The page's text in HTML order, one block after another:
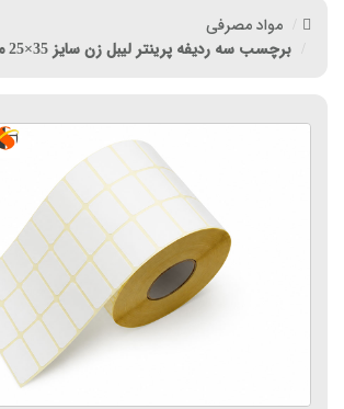
مواد مصرفی
برچسب سه ردیفه پرینتر لیبل زن سایز 35×25 میلیمتر